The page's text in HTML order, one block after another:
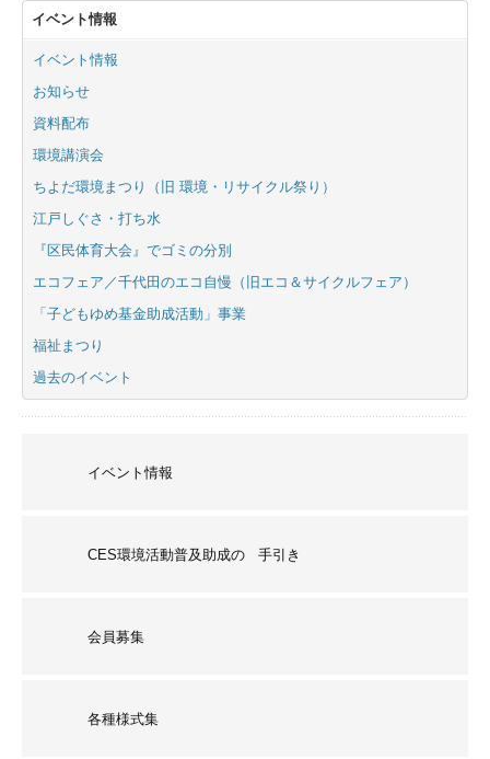
イベント情報
イベント情報
お知らせ
資料配布
環境講演会
ちよだ環境まつり（旧 環境・リサイクル祭り）
江戸しぐさ・打ち水
『区民体育大会』でゴミの分別
エコフェア／千代田のエコ自慢（旧エコ＆サイクルフェア）
「子どもゆめ基金助成活動」事業
福祉まつり
過去のイベント
イベント情報
CES環境活動普及助成の 手引き
会員募集
各種様式集